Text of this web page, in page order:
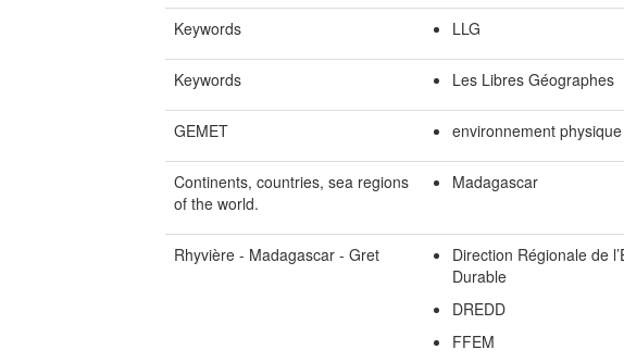
Keywords
LLG
Keywords Les Libres Géographes
GEMET environnement physique
Continents, countries, sea regions
of the world.
Madagascar
Rhyvière - Madagascar - Gret
Direction Régionale de
Durable
DREDD
FFEM